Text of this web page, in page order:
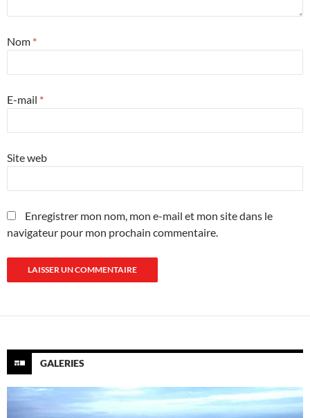
Nom *
E-mail *
Site web
Enregistrer mon nom, mon e-mail et mon site dans le
navigateur pour mon prochain commentaire.
GALERIES